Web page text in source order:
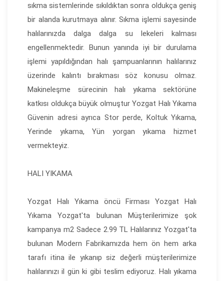
sıkma sistemlerinde sıkıldıktan sonra oldukça geniş
bir alanda kurutmaya alınır. Sıkma işlemi sayesinde
halılarınızda dalga dalga su lekeleri kalması
engellenmektedir. Bunun yanında iyi bir durulama
işlemi yapıldığından halı şampuanlarının halılarınız
üzerinde kalıntı bırakması söz konusu olmaz.
Makineleşme sürecinin halı yıkama sektörüne
katkısı oldukça büyük olmuştur Yozgat Halı Yıkama
Güvenin adresi ayrıca Stor perde, Koltuk Yıkama,
Yerinde yıkama, Yün yorgan yıkama hizmet
vermekteyiz.
HALI YIKAMA
Yozgat Halı Yıkama öncü Firması Yozgat Halı
Yıkama Yozgat'ta bulunan Müşterilerimize şok
kampanya m2 Sadece 2.99 TL Halılarınız Yozgat'ta
bulunan Modern Fabrikamızda hem ön hem arka
tarafı itina ile yıkanıp siz değerli müşterilerimize
halılarınızı il gün ki gibi teslim ediyoruz. Halı yıkama